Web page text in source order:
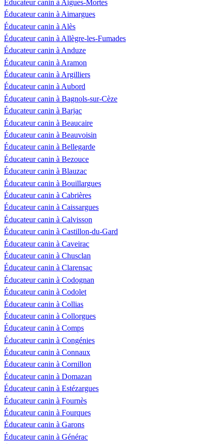
Éducateur canin à Aigues-Mortes
Éducateur canin à Aimargues
Éducateur canin à Alès
Éducateur canin à Allègre-les-Fumades
Éducateur canin à Anduze
Éducateur canin à Aramon
Éducateur canin à Argilliers
Éducateur canin à Aubord
Éducateur canin à Bagnols-sur-Cèze
Éducateur canin à Barjac
Éducateur canin à Beaucaire
Éducateur canin à Beauvoisin
Éducateur canin à Bellegarde
Éducateur canin à Bezouce
Éducateur canin à Blauzac
Éducateur canin à Bouillargues
Éducateur canin à Cabrières
Éducateur canin à Caissargues
Éducateur canin à Calvisson
Éducateur canin à Castillon-du-Gard
Éducateur canin à Caveirac
Éducateur canin à Chusclan
Éducateur canin à Clarensac
Éducateur canin à Codognan
Éducateur canin à Codolet
Éducateur canin à Collias
Éducateur canin à Collorgues
Éducateur canin à Comps
Éducateur canin à Congénies
Éducateur canin à Connaux
Éducateur canin à Cornillon
Éducateur canin à Domazan
Éducateur canin à Estézargues
Éducateur canin à Fournès
Éducateur canin à Fourques
Éducateur canin à Garons
Éducateur canin à Générac